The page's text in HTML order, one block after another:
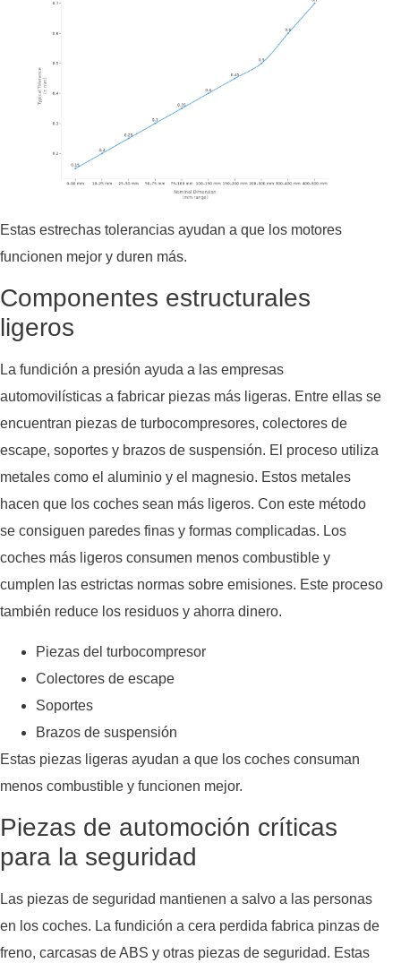
Estas estrechas tolerancias ayudan a que los motores
funcionen mejor y duren más.
Componentes estructurales
ligeros
La fundición a presión ayuda a las empresas
automovilísticas a fabricar piezas más ligeras. Entre ellas se
encuentran piezas de turbocompresores, colectores de
escape, soportes y brazos de suspensión. El proceso utiliza
metales como el aluminio y el magnesio. Estos metales
hacen que los coches sean más ligeros. Con este método
se consiguen paredes finas y formas complicadas. Los
coches más ligeros consumen menos combustible y
cumplen las estrictas normas sobre emisiones. Este proceso
también reduce los residuos y ahorra dinero.
Piezas del turbocompresor
Colectores de escape
Soportes
Brazos de suspensión
Estas piezas ligeras ayudan a que los coches consuman
menos combustible y funcionen mejor.
Piezas de automoción críticas
para la seguridad
Las piezas de seguridad mantienen a salvo a las personas
en los coches. La fundición a cera perdida fabrica pinzas de
freno, carcasas de ABS y otras piezas de seguridad. Estas